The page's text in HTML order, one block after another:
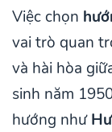
Việc chọn
vai trò quan
và hài hòa
sinh năm
hướng như